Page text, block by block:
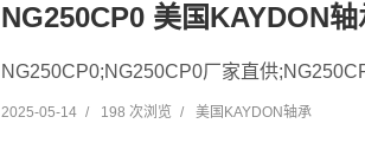
NG250CP0 美国KAYDON
NG250CP0;NG250CP0厂家直供
2025-05-14 / 198 次浏览 / 美国KAYDON轴承